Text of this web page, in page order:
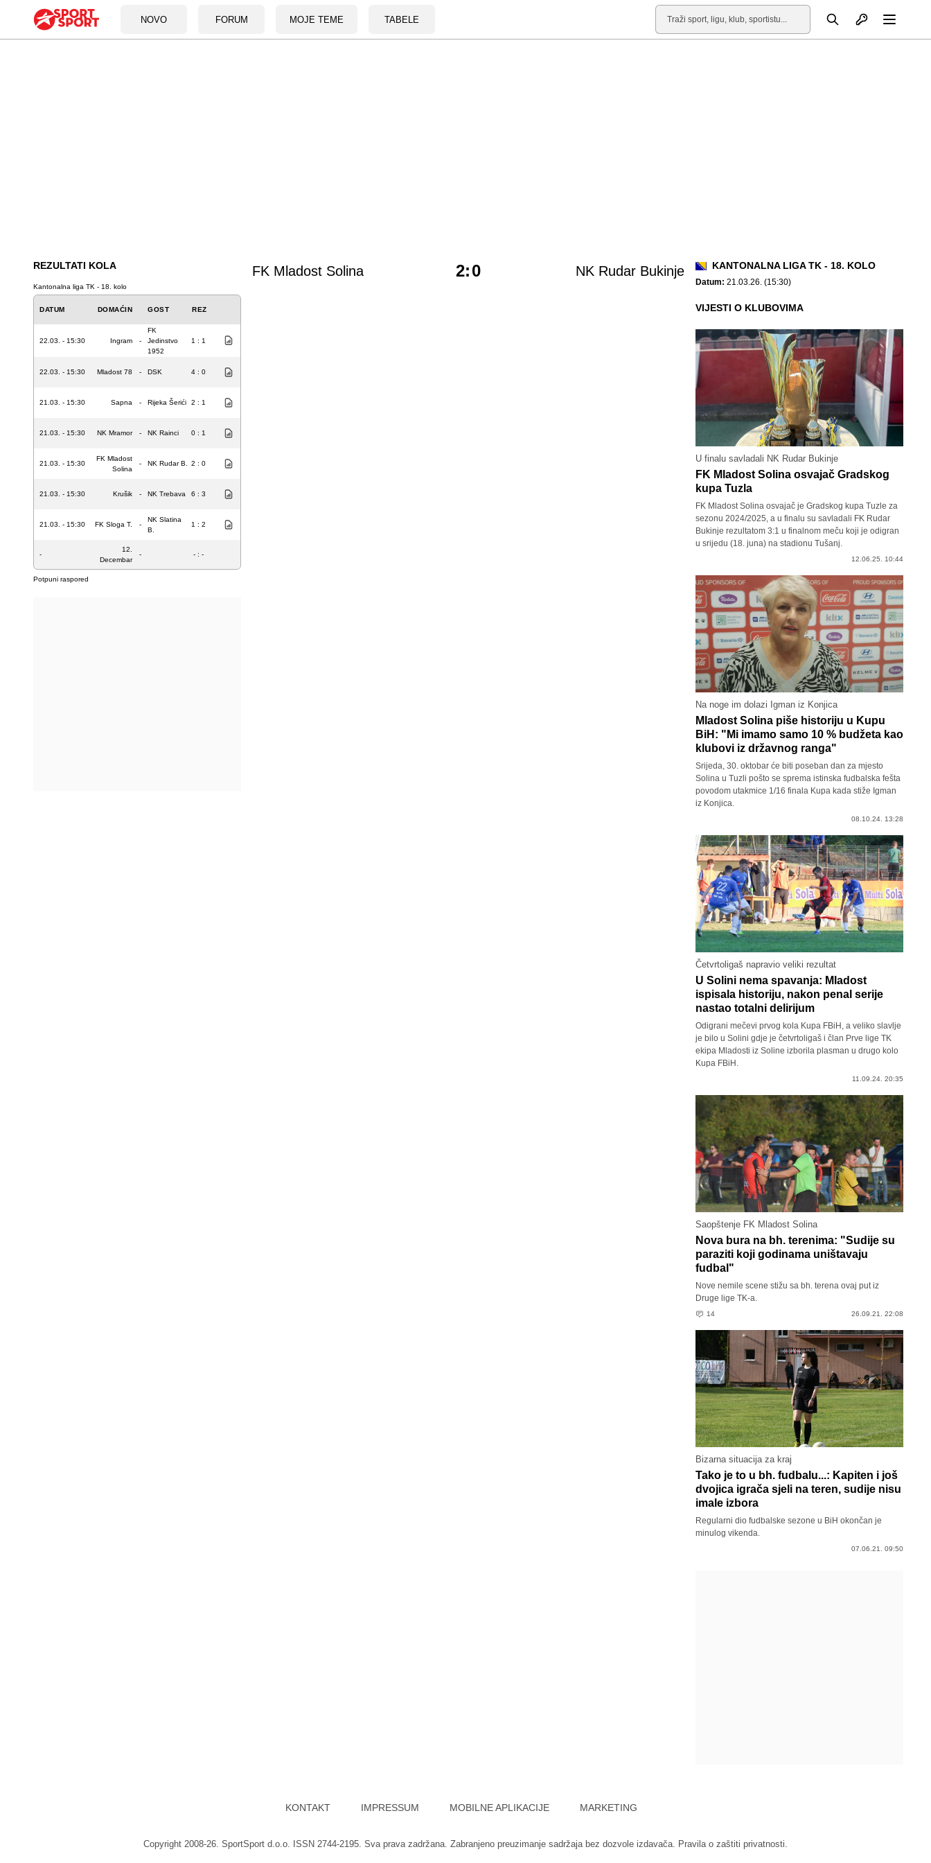
NOVO FORUM MOJE TEME TABELE
Pretraga Otvori profil
REZULTATI KOLA
Kantonalna liga TK - 18. kolo
DATUM DOMAĆIN GOST REZ
22.03. - 15:30 Ingram -
FK
Jedinstvo
1952
1 : 1
22.03. - 15:30 Mladost 78 - DSK 4 : 0
21.03. - 15:30 Sapna - Rijeka Šerići 2 : 1
21.03. - 15:30 NK Mramor - NK Rainci 0 : 1
21.03. - 15:30
FK Mladost
Solina
- NK Rudar B. 2 : 0
21.03. - 15:30 Krušik - NK Trebava 6 : 3
21.03. - 15:30 FK Sloga T. -
NK Slatina
B.
1 : 2
-
12.
Decembar
- - : -
Potpuni raspored
FK Mladost Solina NK Rudar Bukinje
2:0 KANTONALNA LIGA TK - 18. KOLO
Datum: 21.03.26. (15:30)
VIJESTI O KLUBOVIMA
U finalu savladali NK Rudar Bukinje
FK Mladost Solina osvajač Gradskog
kupa Tuzla
FK Mladost Solina osvajač je Gradskog kupa Tuzle za
sezonu 2024/2025, a u finalu su savladali FK Rudar
Bukinje rezultatom 3:1 u finalnom meču koji je odigran
u srijedu (18. juna) na stadionu Tušanj.
12.06.25. 10:44
Na noge im dolazi Igman iz Konjica
Mladost Solina piše historiju u Kupu
BiH: "Mi imamo samo 10 % budžeta kao
klubovi iz državnog ranga"
Srijeda, 30. oktobar će biti poseban dan za mjesto
Solina u Tuzli pošto se sprema istinska fudbalska fešta
povodom utakmice 1/16 finala Kupa kada stiže Igman
iz Konjica.
08.10.24. 13:28
Četvrtoligaš napravio veliki rezultat
U Solini nema spavanja: Mladost
ispisala historiju, nakon penal serije
nastao totalni delirijum
Odigrani mečevi prvog kola Kupa FBiH, a veliko slavlje
je bilo u Solini gdje je četvrtoligaš i član Prve lige TK
ekipa Mladosti iz Soline izborila plasman u drugo kolo
Kupa FBiH.
11.09.24. 20:35
Saopštenje FK Mladost Solina
Nova bura na bh. terenima: "Sudije su
paraziti koji godinama uništavaju
fudbal"
Nove nemile scene stižu sa bh. terena ovaj put iz
Druge lige TK-a.
14 26.09.21. 22:08
Bizarna situacija za kraj
Tako je to u bh. fudbalu...: Kapiten i još
dvojica igrača sjeli na teren, sudije nisu
imale izbora
Regularni dio fudbalske sezone u BiH okončan je
minulog vikenda.
07.06.21. 09:50
KONTAKT IMPRESSUM MOBILNE APLIKACIJE MARKETING
Copyright 2008-26. SportSport d.o.o. ISSN 2744-2195. Sva prava zadržana. Zabranjeno preuzimanje sadržaja bez dozvole izdavača. Pravila o zaštiti privatnosti.